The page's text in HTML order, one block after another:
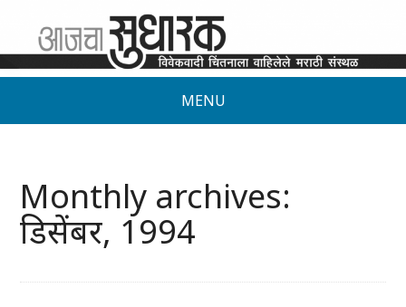
MENU
Monthly archives:
डिसेंबर, 1994